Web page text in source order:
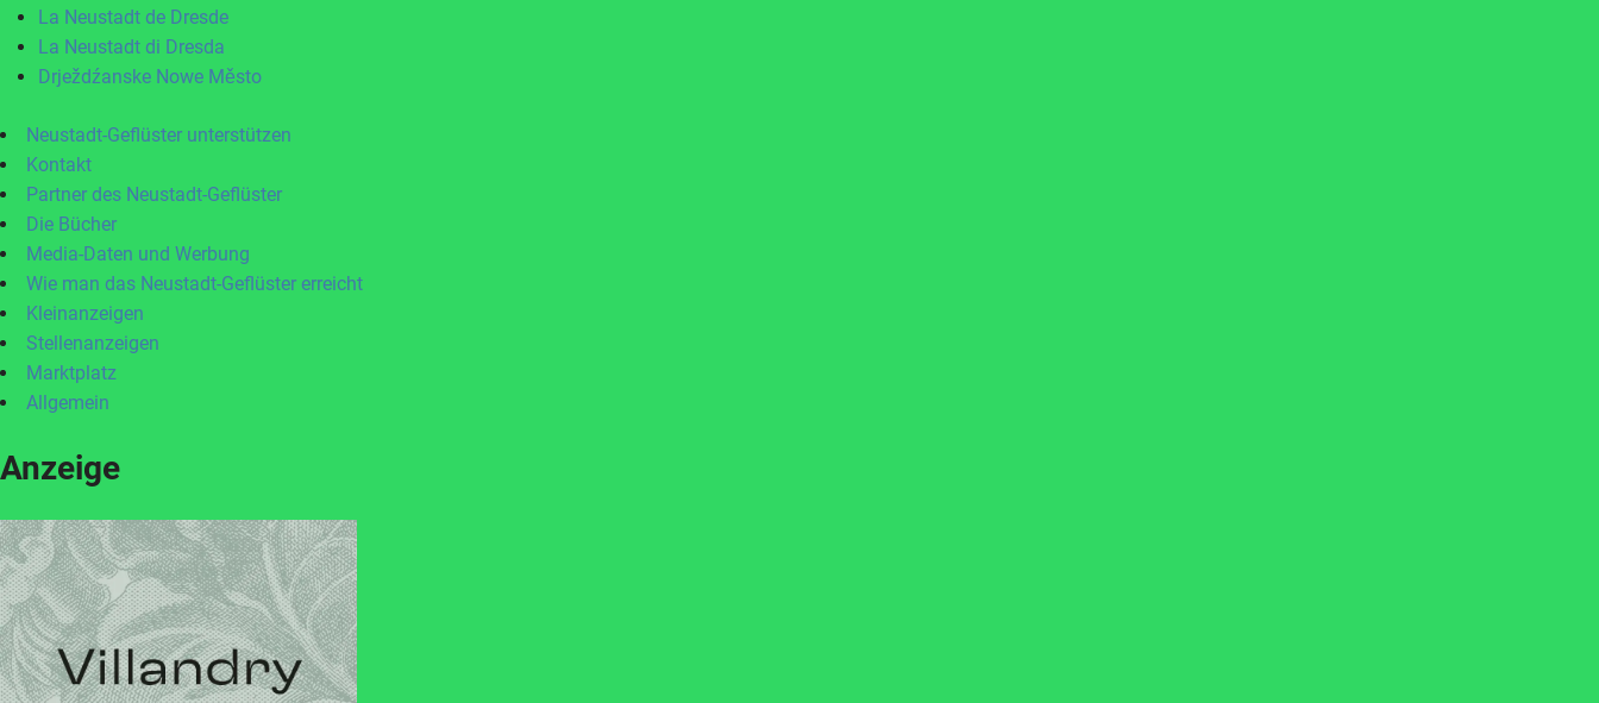
La Neustadt de Dresde
La Neustadt di Dresda
Drježdźanske Nowe Město
Neustadt-Geflüster unterstützen
Kontakt
Partner des Neustadt-Geflüster
Die Bücher
Media-Daten und Werbung
Wie man das Neustadt-Geflüster erreicht
Kleinanzeigen
Stellenanzeigen
Marktplatz
Allgemein
Anzeige